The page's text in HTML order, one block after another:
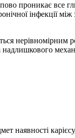
проникає
інфекції
нерівномірним
наявності